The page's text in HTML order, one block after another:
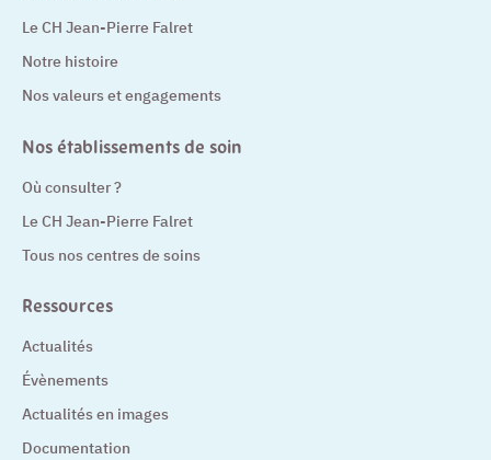
Le CH Jean-Pierre Falret
Notre histoire
Nos valeurs et engagements
Nos établissements de soin
Où consulter ?
Le CH Jean-Pierre Falret
Tous nos centres de soins
Ressources
Actualités
Évènements
Actualités en images
Documentation